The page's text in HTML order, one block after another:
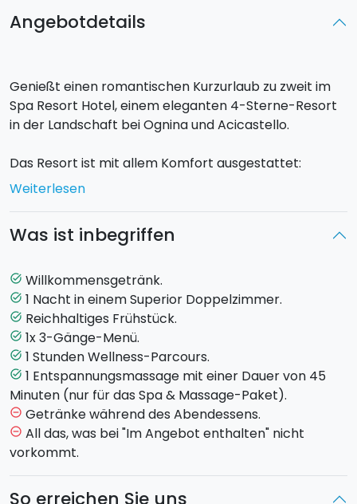
Angebotdetails
Genießt einen romantischen Kurzurlaub zu zweit im
Spa Resort Hotel, einem eleganten 4-Sterne-Resort
in der Landschaft bei Ognina und Acicastello.
Das Resort ist mit allem Komfort ausgestattet:
Wellnesscenter, Innen- und Außenpool, Fitnessraum
Ihr könnt zwischen zwei Paketen wählen. Bevorzugt
entspannende Paarmassage hinzufügen?
SPA-PAKET
- Willkommensgetränk
- 1 Übernachtung im Superior Doppelzimmer
- Reichhaltiges Frühstück
- 1-stündiger Wellness-Parcours
- 1x 3-Gänge-Menü im Hotelrestaurant
- Willkommensgetränk
Weiterlesen
Was ist inbegriffen
task_alt Willkommensgetränk.
task_alt 1 Nacht in einem Superior Doppelzimmer.
task_alt Reichhaltiges Frühstück.
task_alt 1x 3-Gänge-Menü.
task_alt 1 Stunden Wellness-Parcours.
task_alt 1 Entspannungsmassage mit einer Dauer von 45
Minuten (nur für das Spa & Massage-Paket).
remove_circle_outline Getränke während des Abendessens.
remove_circle_outline All das, was bei "Im Angebot enthalten" nicht
vorkommt.
So erreichen Sie uns